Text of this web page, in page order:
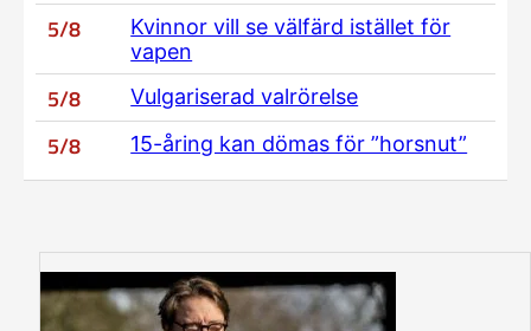
5/8
Kvinnor vill se välfärd istället för
vapen
5/8 Vulgariserad valrörelse
5/8 15-åring kan dömas för ”horsnut”